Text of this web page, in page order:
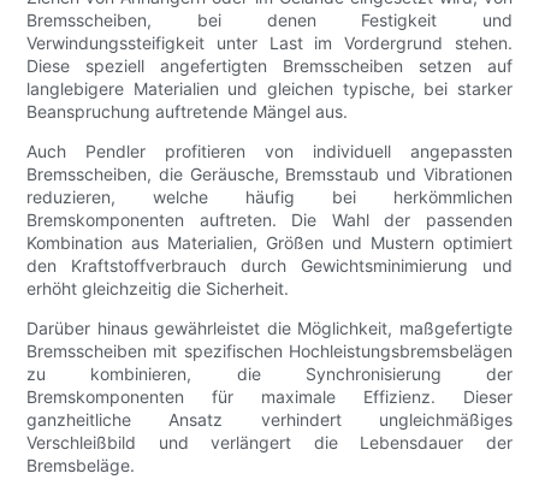
Bremsscheiben, bei denen Festigkeit und
Verwindungssteifigkeit unter Last im Vordergrund stehen.
Diese speziell angefertigten Bremsscheiben setzen auf
langlebigere Materialien und gleichen typische, bei starker
Beanspruchung auftretende Mängel aus.
Auch Pendler profitieren von individuell angepassten
Bremsscheiben, die Geräusche, Bremsstaub und Vibrationen
reduzieren, welche häufig bei herkömmlichen
Bremskomponenten auftreten. Die Wahl der passenden
Kombination aus Materialien, Größen und Mustern optimiert
den Kraftstoffverbrauch durch Gewichtsminimierung und
erhöht gleichzeitig die Sicherheit.
Darüber hinaus gewährleistet die Möglichkeit, maßgefertigte
Bremsscheiben mit spezifischen Hochleistungsbremsbelägen
zu kombinieren, die Synchronisierung der
Bremskomponenten für maximale Effizienz. Dieser
ganzheitliche Ansatz verhindert ungleichmäßiges
Verschleißbild und verlängert die Lebensdauer der
Bremsbeläge.